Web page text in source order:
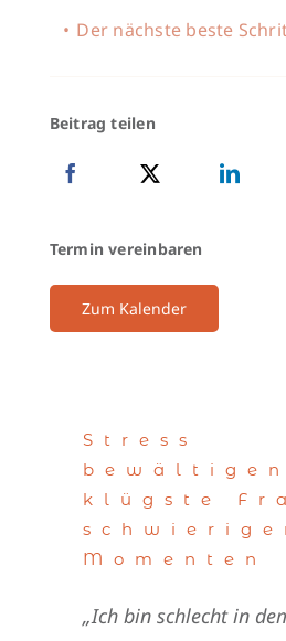
Der nächste beste
Beitrag teilen
Termin vereinbaren
Zum Kalender
Stress
klügste
Momenten
„Ich bin schlecht in